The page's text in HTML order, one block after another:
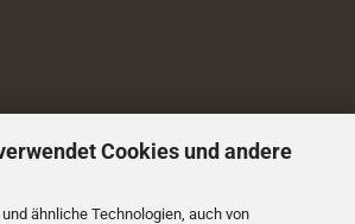
Cookies und andere
ähnliche Technologien, auch von